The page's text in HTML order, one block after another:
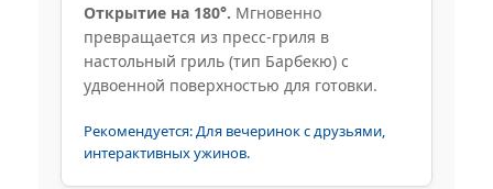
Открытие на 180°. Мгновенно
превращается из пресс-гриля в
настольный гриль (тип Барбекю) с
удвоенной поверхностью для готовки.
Рекомендуется: Для вечеринок с друзьями,
интерактивных ужинов.